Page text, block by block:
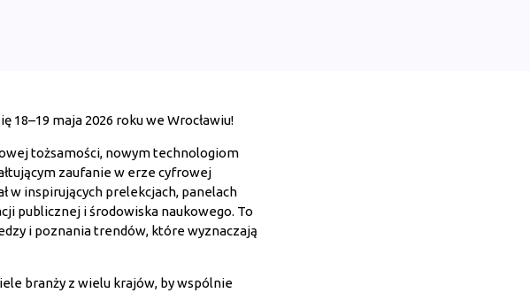
18–19 maja 2026 roku we Wrocławiu!
tożsamości, nowym technologiom
zaufanie w erze cyfrowej
w inspirujących prelekcjach, panelach
publicznej i środowiska naukowego. To
i poznania trendów, które wyznaczają
branży z wielu krajów, by wspólnie